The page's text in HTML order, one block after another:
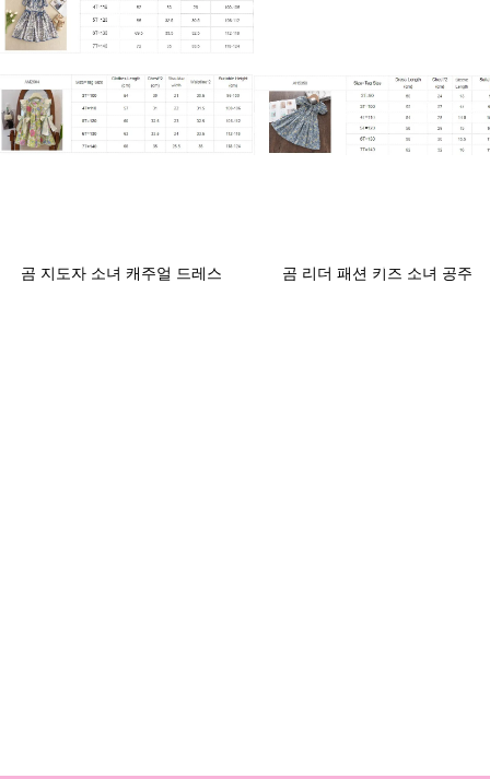
블 브레스트 소녀 원피스
곰 지도자 소녀 캐주얼 드레스
곰 리더 패션 키즈 소녀 공주